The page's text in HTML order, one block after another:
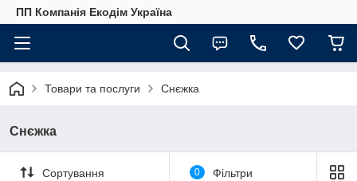
ПП Компанія Екодім Україна
Товари та послуги Снєжка
Снєжка
Сортування 0 Фільтри